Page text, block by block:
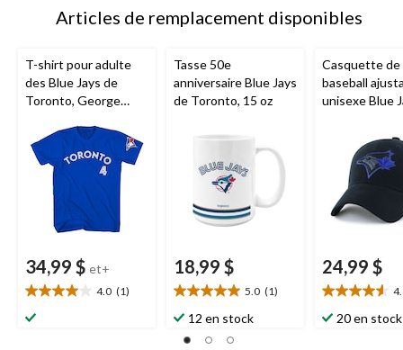
Articles de remplacement disponibles
T-shirt pour adulte
des Blue Jays de
Toronto, George
34,99 $ et+
4.0 (1)
4.0
étoile(s)
Tasse 50e
anniversaire Blue Jays
de Toronto, 15 oz
18,99 $
5.0 (1)
5.0
étoile(s)
sur
12 en stock
Casquette de
baseball
unisexe Blue
24,99 $
4.6
étoile(s)
20 en stock